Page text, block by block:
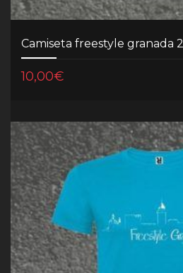
Camiseta freestyle granada
10,00€